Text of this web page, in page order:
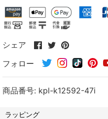
シェア
Facebook
シ
ェ
ア
す
Twitter
シ
ェ
ア
Pinterest
シ
ェ
ア
す
フォロー
商品番号: kpl-k12592-47i
ラッピング